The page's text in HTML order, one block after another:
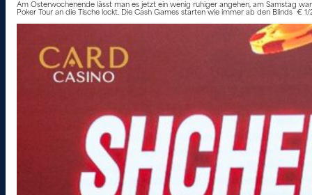
Am Osterwochenende lässt man es jetzt ein wenig ruhiger angehen, am Samstag
Poker Tour an die Tische lockt. Die Cash Games starten wie immer ab den Blinds €